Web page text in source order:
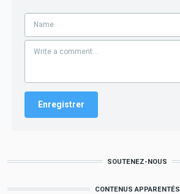
SOUTENEZ-NOUS
CONTENUS APPARENTÉS